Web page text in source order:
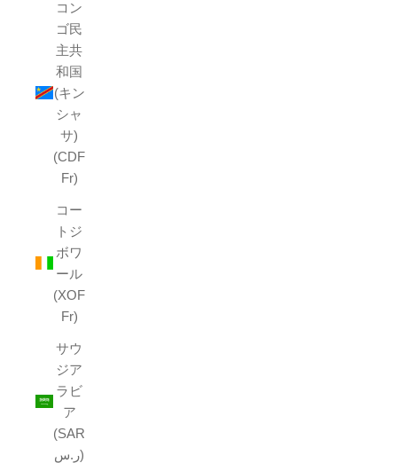
コン
ゴ民
主共
和国
(キン
シャ
サ)
(CDF
Fr)
コー
トジ
ボワ
ール
(XOF
Fr)
サウ
ジア
ラビ
ア
(SAR
ر.س)